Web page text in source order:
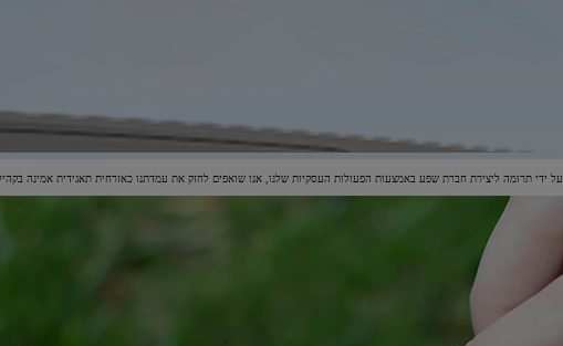
על ידי תרומה ליצירת חברת שפע באמצעות הפעולות העסקיות שלנו, אנו שואפים לחזק את עמדתנו כאזרחית תאגידית אמינה